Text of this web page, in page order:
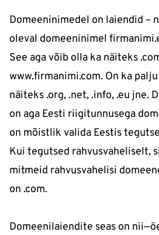
Domeeninimedel on laiendid –
oleval domeeninimel
See aga võib olla ka näiteks
www.firmanimi.com. On ka
näiteks .org, .net, .info, .eu jne.
on aga Eesti riigitunnusega
on mõistlik valida Eestis
Kui tegutsed rahvusvaheliselt,
mitmeid rahvusvahelisi
on .com.
Domeenilaiendite seas on